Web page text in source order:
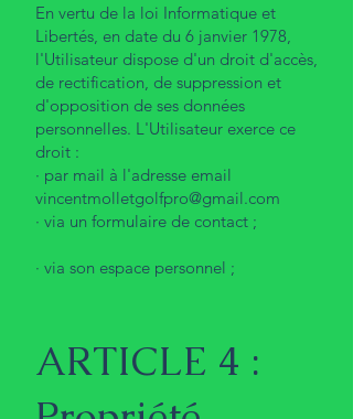
En vertu de la loi Informatique et
Libertés, en date du 6 janvier 1978,
l'Utilisateur dispose d'un droit d'accès,
de rectification, de suppression et
d'opposition de ses données
personnelles. L'Utilisateur exerce ce
droit :
· par mail à l'adresse email
vincentmolletgolfpro@gmail.com
· via un formulaire de contact ;
· via son espace personnel ;
ARTICLE 4 :